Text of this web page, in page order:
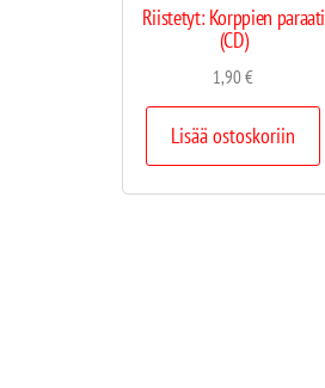
Riistetyt: Korppien paraati
(CD)
1,90€
Lisää ostoskoriin